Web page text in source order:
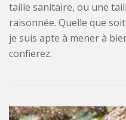
taille sanitaire, ou une
raisonnée. Quelle que
je suis apte à mener à
confierez.